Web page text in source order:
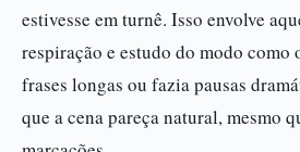
estivesse em turnê. Isso envolve
respiração e estudo do modo como
frases longas ou fazia pausas
que a cena pareça natural, mesmo